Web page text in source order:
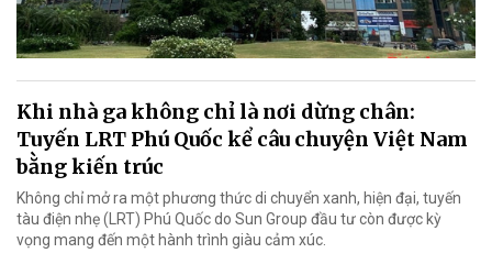
Khi nhà ga không chỉ là nơi dừng chân:
Tuyến LRT Phú Quốc kể câu chuyện Việt Nam
bằng kiến trúc
Không chỉ mở ra một phương thức di chuyển xanh, hiện đại, tuyến
tàu điện nhẹ (LRT) Phú Quốc do Sun Group đầu tư còn được kỳ
vọng mang đến một hành trình giàu cảm xúc.